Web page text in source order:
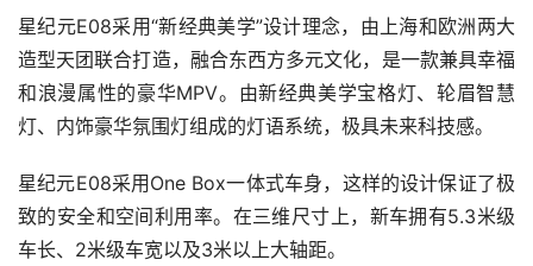
星纪元E08采用“新经典美学”设计理念，由上海和欧洲两大
造型天团联合打造，融合东西方多元文化，是一款兼具幸福
和浪漫属性的豪华MPV。由新经典美学宝格灯、轮眉智慧
灯、内饰豪华氛围灯组成的灯语系统，极具未来科技感。
星纪元E08采用One Box一体式车身，这样的设计保证了极
致的安全和空间利用率。在三维尺寸上，新车拥有5.3米级
车长、2米级车宽以及3米以上大轴距。